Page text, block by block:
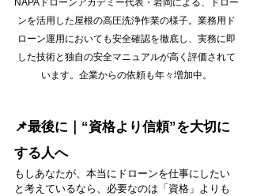
NAPAドローンアカデミー代表・岩岡による、ドロー
ンを活用した屋根の高圧洗浄作業の様子。業務用ド
ローン運用においても安全確認を徹底し、実務に即
した技術と独自の安全マニュアルが高く評価されて
います。企業からの依頼も年々増加中。
📌最後に｜“資格より信頼”を大切に
する人へ
もしあなたが、本当にドローンを仕事にしたい
と考えているなら、必要なのは「資格」よりも